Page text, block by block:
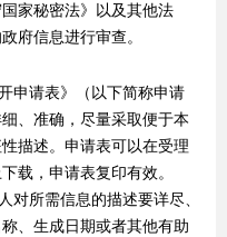
家秘密法》以及其他法
府信息进行审查。
请表》（以下简称申请
、准确，尽量采取便于本
描述。申请表可以在受理
载，申请表复印有效。
所需信息的描述要详尽、
、生成日期或者其他有助